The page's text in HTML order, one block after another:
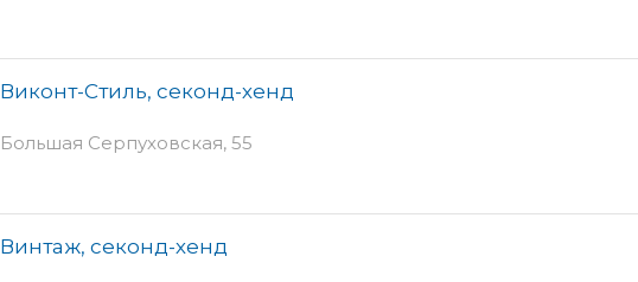
Виконт-Стиль, секонд-хенд
Большая Серпуховская, 55
Винтаж, секонд-хенд